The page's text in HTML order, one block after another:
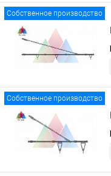
Собственное производство
Собственное производство